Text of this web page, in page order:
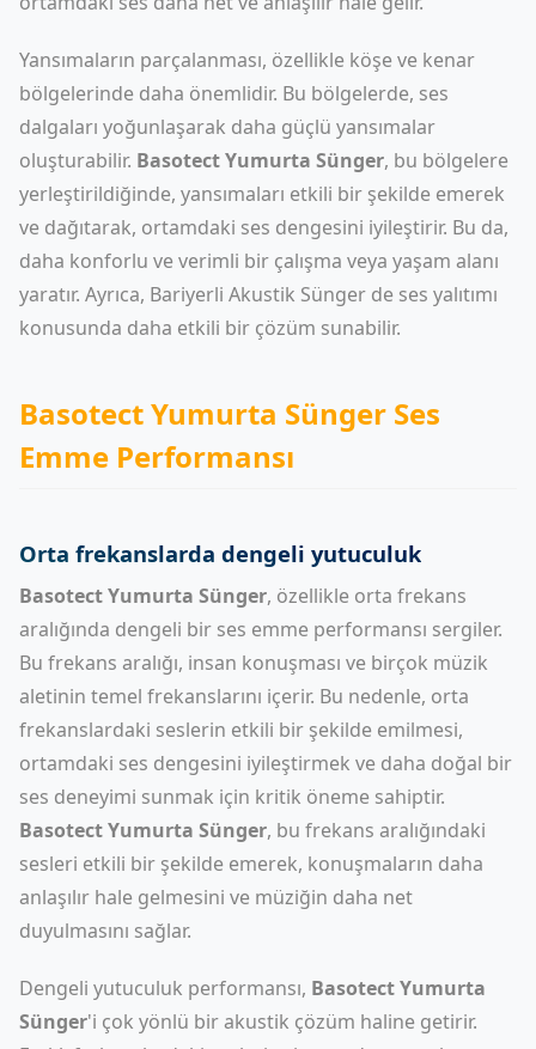
Yansımaların parçalanması, özellikle köşe ve kenar
bölgelerinde daha önemlidir. Bu bölgelerde, ses
dalgaları yoğunlaşarak daha güçlü yansımalar
oluşturabilir. Basotect Yumurta Sünger, bu bölgelere
yerleştirildiğinde, yansımaları etkili bir şekilde emerek
ve dağıtarak, ortamdaki ses dengesini iyileştirir. Bu da,
daha konforlu ve verimli bir çalışma veya yaşam alanı
yaratır. Ayrıca, Bariyerli Akustik Sünger de ses yalıtımı
konusunda daha etkili bir çözüm sunabilir.
Basotect Yumurta Sünger Ses
Emme Performansı
Orta frekanslarda dengeli yutuculuk
Basotect Yumurta Sünger, özellikle orta frekans
aralığında dengeli bir ses emme performansı sergiler.
Bu frekans aralığı, insan konuşması ve birçok müzik
aletinin temel frekanslarını içerir. Bu nedenle, orta
frekanslardaki seslerin etkili bir şekilde emilmesi,
ortamdaki ses dengesini iyileştirmek ve daha doğal bir
ses deneyimi sunmak için kritik öneme sahiptir.
Basotect Yumurta Sünger, bu frekans aralığındaki
sesleri etkili bir şekilde emerek, konuşmaların daha
anlaşılır hale gelmesini ve müziğin daha net
duyulmasını sağlar.
Dengeli yutuculuk performansı, Basotect Yumurta
Sünger'i çok yönlü bir akustik çözüm haline getirir.